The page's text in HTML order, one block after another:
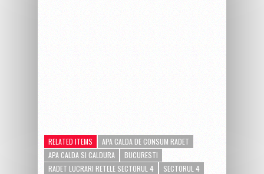
RELATED ITEMS
APA CALDA DE CONSUM RADET
APA CALDA SI CALDURA
BUCURESTI
RADET LUCRARI RETELE SECTORUL 4
SECTORUL 4